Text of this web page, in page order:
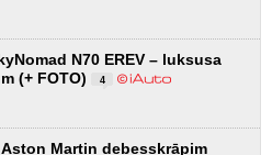
N70 EREV – luksusa
(+ FOTO)
4
Martin debesskrāpim